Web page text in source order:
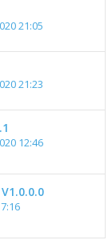
21:05
21:23
12:46
V1.0.0.0